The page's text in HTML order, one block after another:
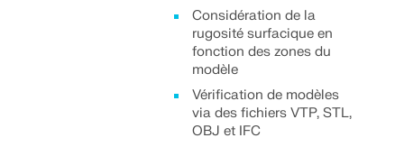
Considération de la
rugosité surfacique en
fonction des zones du
modèle
Vérification de modèles
via des fichiers VTP, STL,
OBJ et IFC